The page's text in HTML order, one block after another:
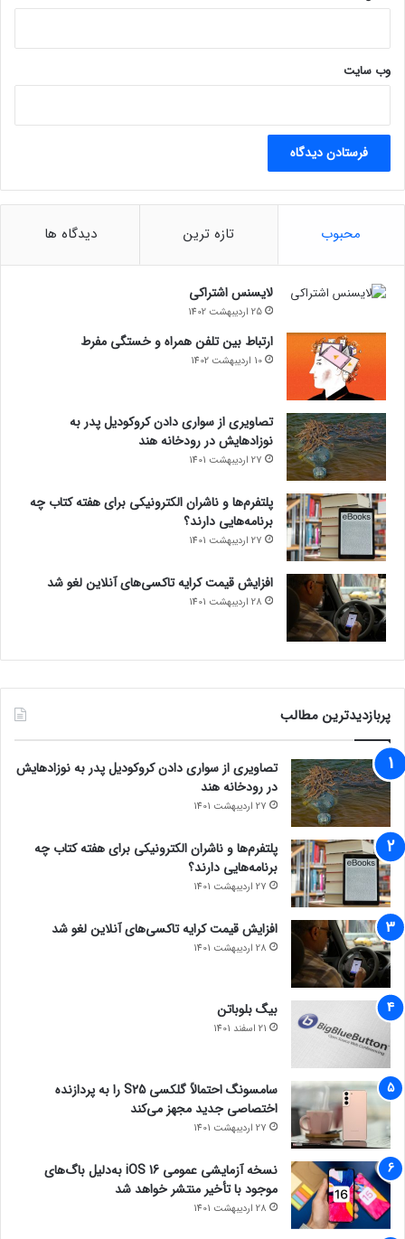
م
وب‌ سایت
محبوب تازه ترین دیدگاه ها
لایسنس اشتراکی
25 اردیبهشت 1402
ارتباط بین تلفن همراه و خستگی مفرط
10 اردیبهشت 1402
تصاویری از سواری دادن کروکودیل پدر به
نوزادهایش در رودخانه هند
27 اردیبهشت 1401
پلتفرم‌ها و ناشران الکترونیکی برای هفته کتاب چه
برنامه‌هایی دارند؟
27 اردیبهشت 1401
افزایش قیمت کرایه تاکسی‌های آنلاین لغو شد
28 اردیبهشت 1401
پربازدیدترین مطالب
تصاویری از سواری دادن کروکودیل پدر به نوزادهایش
در رودخانه هند
27 اردیبهشت 1401
پلتفرم‌ها و ناشران الکترونیکی برای هفته کتاب چه
برنامه‌هایی دارند؟
27 اردیبهشت 1401
افزایش قیمت کرایه تاکسی‌های آنلاین لغو شد
28 اردیبهشت 1401
بیگ بلوباتن
21 اسفند 1401
سامسونگ احتمالاً گلکسی S25 را به پردازنده
اختصاصی جدید مجهز می‌کند
27 اردیبهشت 1401
نسخه آزمایشی عمومی iOS 16 به‌دلیل باگ‌های
موجود با تأخیر منتشر خواهد شد
28 اردیبهشت 1401